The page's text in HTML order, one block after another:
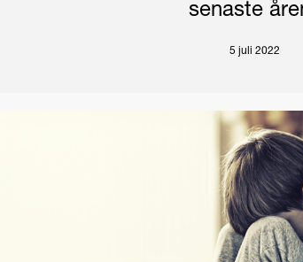
senaste
5 juli 2022